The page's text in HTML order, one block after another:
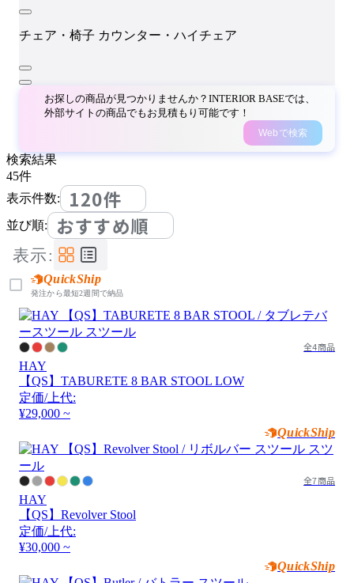
チェア・椅子 カウンター・ハイチェア
お探しの商品が見つかりませんか？INTERIOR BASEでは、
外部サイトの商品でもお見積もり可能です！
Webで検索
検索結果
45件
表示件数:
120件
並び順: おすすめ順
表示:
QuickShip
発注から最短2週間で納品
全4商品
HAY
【QS】TABURETE 8 BAR STOOL LOW
定価/上代:
¥29,000 ~
QuickShip
全7商品
HAY
【QS】Revolver Stool
定価/上代:
¥30,000 ~
QuickShip